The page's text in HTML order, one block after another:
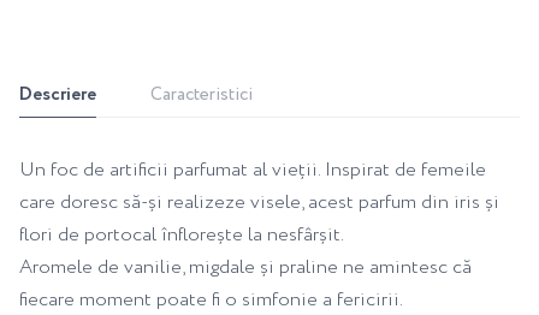
Descriere Caracteristici
Un foc de artificii parfumat al vieții. Inspirat de femeile
care doresc să-și realizeze visele, acest parfum din iris și
flori de portocal înflorește la nesfârșit.
Aromele de vanilie, migdale și praline ne amintesc că
fiecare moment poate fi o simfonie a fericirii.